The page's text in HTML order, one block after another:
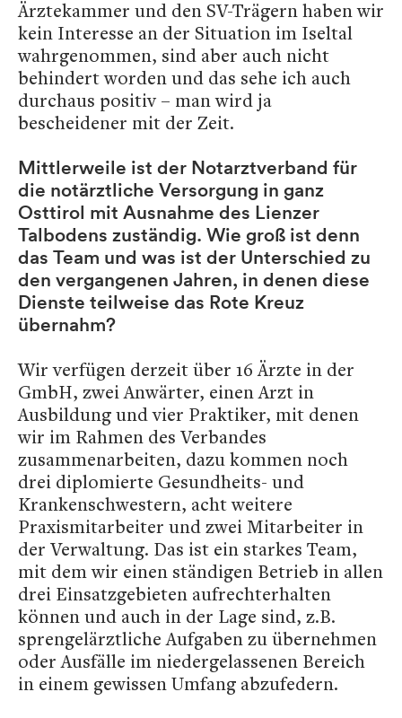
Ärztekammer und den SV-Trägern haben wir
kein Interesse an der Situation im Iseltal
wahrgenommen, sind aber auch nicht
behindert worden und das sehe ich auch
durchaus positiv – man wird ja
bescheidener mit der Zeit.
Mittlerweile ist der Notarztverband für
die notärztliche Versorgung in ganz
Osttirol mit Ausnahme des Lienzer
Talbodens zuständig. Wie groß ist denn
das Team und was ist der Unterschied zu
den vergangenen Jahren, in denen diese
Dienste teilweise das Rote Kreuz
übernahm?
Wir verfügen derzeit über 16 Ärzte in der
GmbH, zwei Anwärter, einen Arzt in
Ausbildung und vier Praktiker, mit denen
wir im Rahmen des Verbandes
zusammenarbeiten, dazu kommen noch
drei diplomierte Gesundheits- und
Krankenschwestern, acht weitere
Praxismitarbeiter und zwei Mitarbeiter in
der Verwaltung. Das ist ein starkes Team,
mit dem wir einen ständigen Betrieb in allen
drei Einsatzgebieten aufrechterhalten
können und auch in der Lage sind, z.B.
sprengelärztliche Aufgaben zu übernehmen
oder Ausfälle im niedergelassenen Bereich
in einem gewissen Umfang abzufedern.